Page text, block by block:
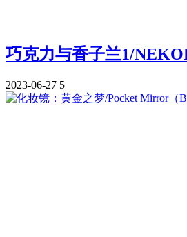
巧克力与香子兰1/
2023-06-27 5